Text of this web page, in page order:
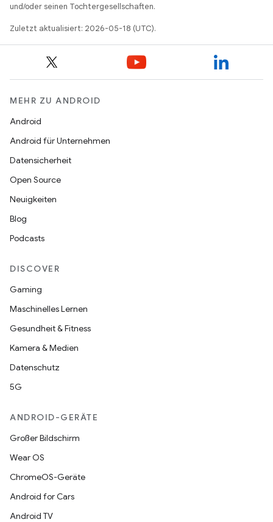
und/oder seinen Tochtergesellschaften.
Zuletzt aktualisiert: 2026-05-18 (UTC).
MEHR ZU ANDROID
Android
Android für Unternehmen
Datensicherheit
Open Source
Neuigkeiten
Blog
Podcasts
DISCOVER
Gaming
Maschinelles Lernen
Gesundheit & Fitness
Kamera & Medien
Datenschutz
5G
ANDROID-GERÄTE
Großer Bildschirm
Wear OS
ChromeOS-Geräte
Android for Cars
Android TV